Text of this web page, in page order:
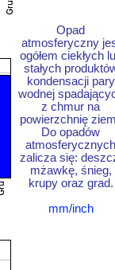
Opad
atmosferyczny
ogółem ciekłych
stałych
kondensacji pary
wodnej
z chmur na
powierzchnię
Do opadów
atmosferycznych
zalicza się:
mżawkę, śnieg,
krupy oraz grad.
mm/inch